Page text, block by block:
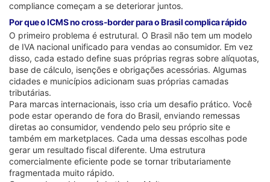
compliance começam a se deteriorar juntos.
Por que o ICMS no cross-border para o Brasil complica rápido
O primeiro problema é estrutural. O Brasil não tem um modelo
de IVA nacional unificado para vendas ao consumidor. Em vez
disso, cada estado define suas próprias regras sobre alíquotas,
base de cálculo, isenções e obrigações acessórias. Algumas
cidades e municípios adicionam suas próprias camadas
tributárias.
Para marcas internacionais, isso cria um desafio prático. Você
pode estar operando de fora do Brasil, enviando remessas
diretas ao consumidor, vendendo pelo seu próprio site e
também em marketplaces. Cada uma dessas escolhas pode
gerar um resultado fiscal diferente. Uma estrutura
comercialmente eficiente pode se tornar tributariamente
fragmentada muito rápido.